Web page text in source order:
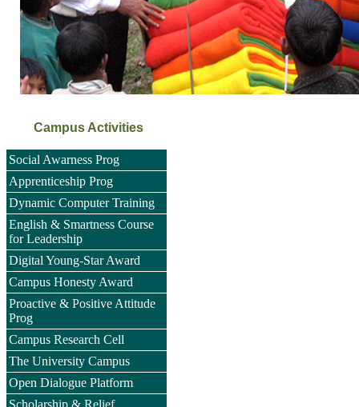
Campus Activities
Social Awarness Prog
Apprenticeship Prog
Dynamic Computer Training
English & Smartness Course
for Leadership
Digital Young-Star Award
Campus Honesty Award
Proactive & Positive Attitude
Prog
Campus Research Cell
The University Campus
Open Dialogue Platform